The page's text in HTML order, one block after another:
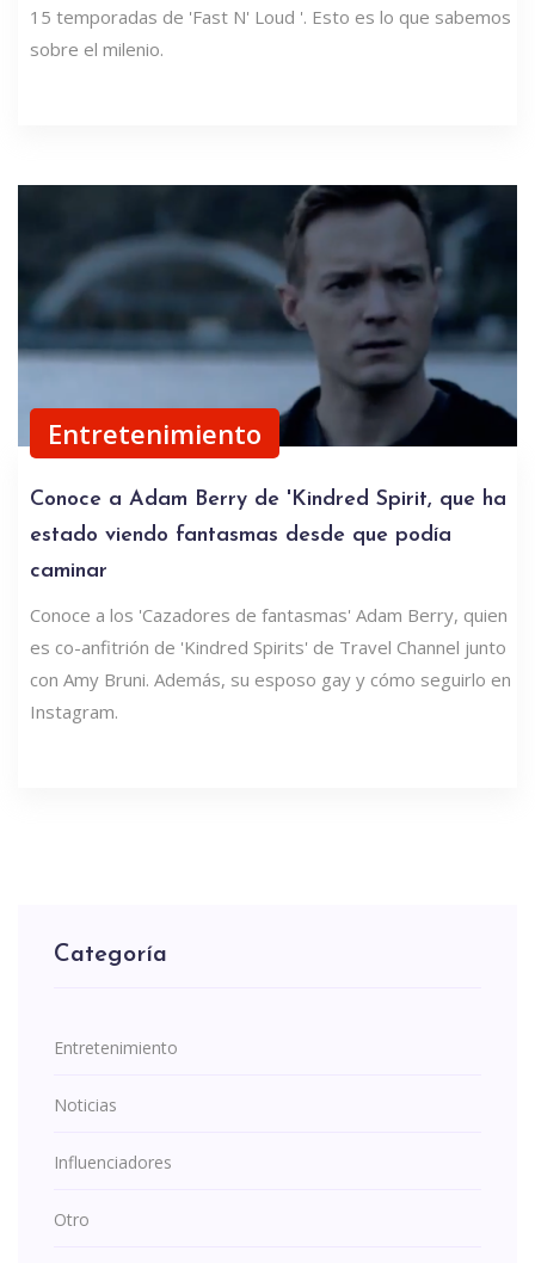
15 temporadas de 'Fast N' Loud '. Esto es lo que sabemos
sobre el milenio.
Entretenimiento
Conoce a Adam Berry de 'Kindred Spirit, que ha
estado viendo fantasmas desde que podía
caminar
Conoce a los 'Cazadores de fantasmas' Adam Berry, quien
es co-anfitrión de 'Kindred Spirits' de Travel Channel junto
con Amy Bruni. Además, su esposo gay y cómo seguirlo en
Instagram.
Categoría
Entretenimiento
Noticias
Influenciadores
Otro